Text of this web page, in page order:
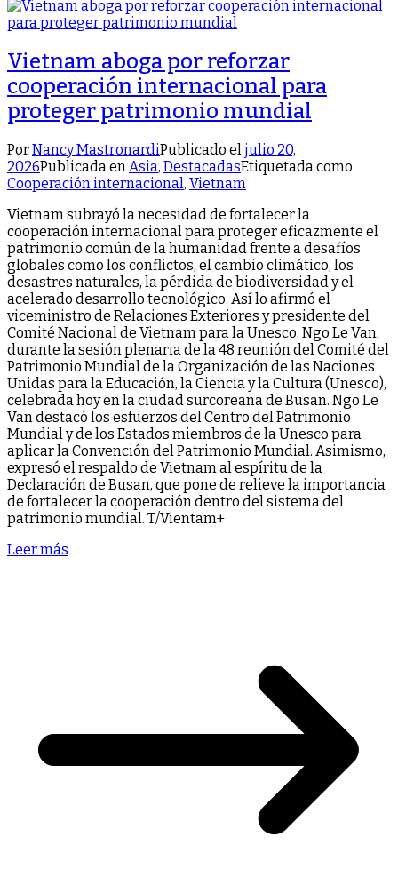
Vietnam aboga por reforzar
cooperación internacional para
proteger patrimonio mundial
PorNancy MastronardiPublicado el julio 20,
2026Publicada en Asia, DestacadasEtiquetada como
Cooperación internacional, Vietnam
Vietnam subrayó la necesidad de fortalecer la
cooperación internacional para proteger eficazmente el
patrimonio común de la humanidad frente a desafíos
globales como los conflictos, el cambio climático, los
desastres naturales, la pérdida de biodiversidad y el
acelerado desarrollo tecnológico. Así lo afirmó el
viceministro de Relaciones Exteriores y presidente del
Comité Nacional de Vietnam para la Unesco, Ngo Le Van,
durante la sesión plenaria de la 48 reunión del Comité del
Patrimonio Mundial de la Organización de las Naciones
Unidas para la Educación, la Ciencia y la Cultura (Unesco),
celebrada hoy en la ciudad surcoreana de Busan. Ngo Le
Van destacó los esfuerzos del Centro del Patrimonio
Mundial y de los Estados miembros de la Unesco para
aplicar la Convención del Patrimonio Mundial. Asimismo,
expresó el respaldo de Vietnam al espíritu de la
Declaración de Busan, que pone de relieve la importancia
de fortalecer la cooperación dentro del sistema del
patrimonio mundial. T/Vientam+
Leer más